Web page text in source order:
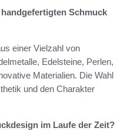
Schmuck
einer Vielzahl von
Edelsteine, Perlen,
Materialien. Die Wahl
und den Charakter
im Laufe der Zeit?